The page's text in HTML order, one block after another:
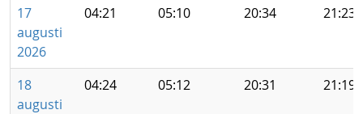
17
augusti
2026
04:21 05:10 20:34 21:23
18
augusti
04:24 05:12 20:31 21:19